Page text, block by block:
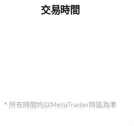
交易時間
* 所有時間均以MetaTrader時區為準